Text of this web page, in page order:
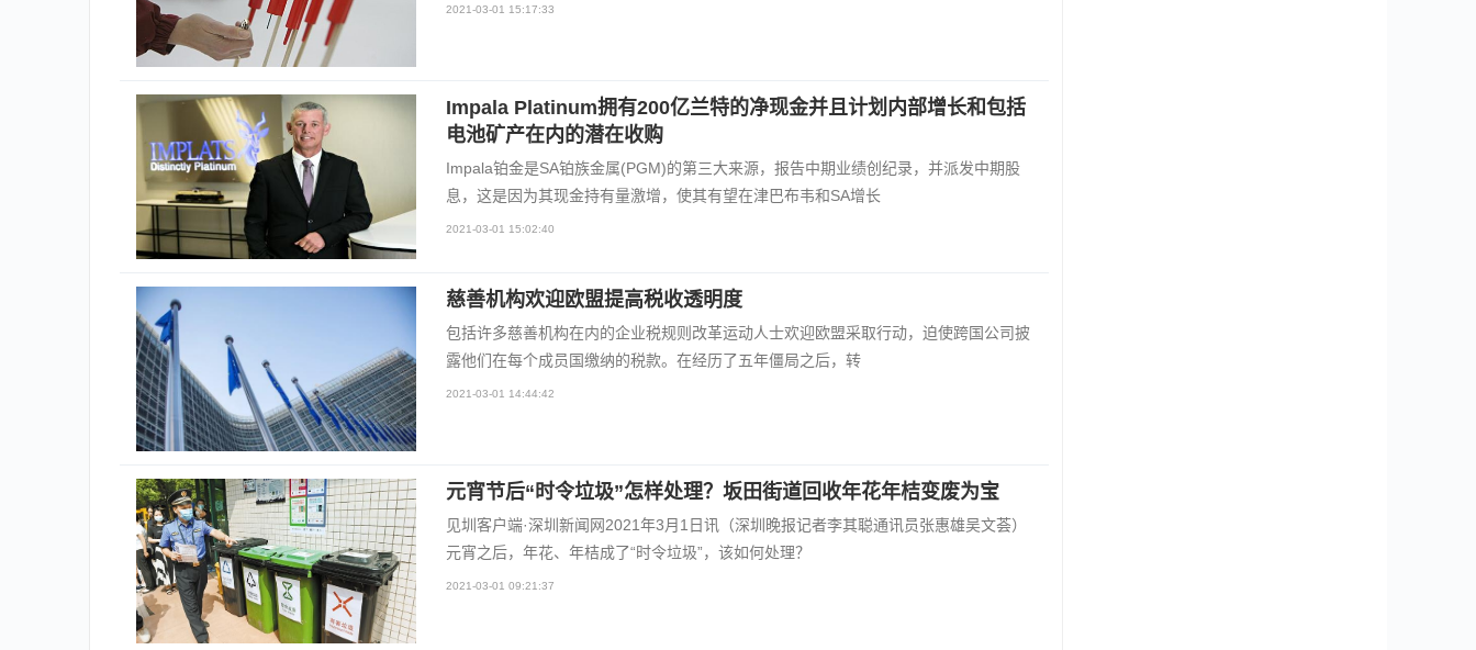
2021-03-01 15:17:33
Impala Platinum拥有200亿兰特的净现金并且计划内部增长和包括
电池矿产在内的潜在收购
Impala铂金是SA铂族金属(PGM)的第三大来源，报告中期业绩创纪录，并派发中期股
息，这是因为其现金持有量激增，使其有望在津巴布韦和SA增长
2021-03-01 15:02:40
慈善机构欢迎欧盟提高税收透明度
包括许多慈善机构在内的企业税规则改革运动人士欢迎欧盟采取行动，迫使跨国公司披
露他们在每个成员国缴纳的税款。在经历了五年僵局之后，转
2021-03-01 14:44:42
元宵节后“时令垃圾”怎样处理？坂田街道回收年花年桔变废为宝
见圳客户端·深圳新闻网2021年3月1日讯（深圳晚报记者李其聪通讯员张惠雄吴文荟）
元宵之后，年花、年桔成了“时令垃圾”，该如何处理？
2021-03-01 09:21:37